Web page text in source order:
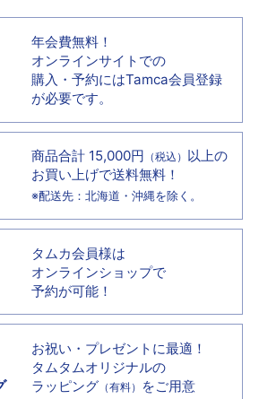
年会費無料！
オンラインサイトでの
購入・予約にはTamca会員登録
が必要です。
商品合計 15,000円 （税込） 以上の
お買い上げで送料無料！
※配送先：北海道・沖縄を除く。
タムカ会員様は
オンラインショップで
予約が可能！
お祝い・プレゼントに最適！
タムタムオリジナルの
ラッピング （有料） をご用意